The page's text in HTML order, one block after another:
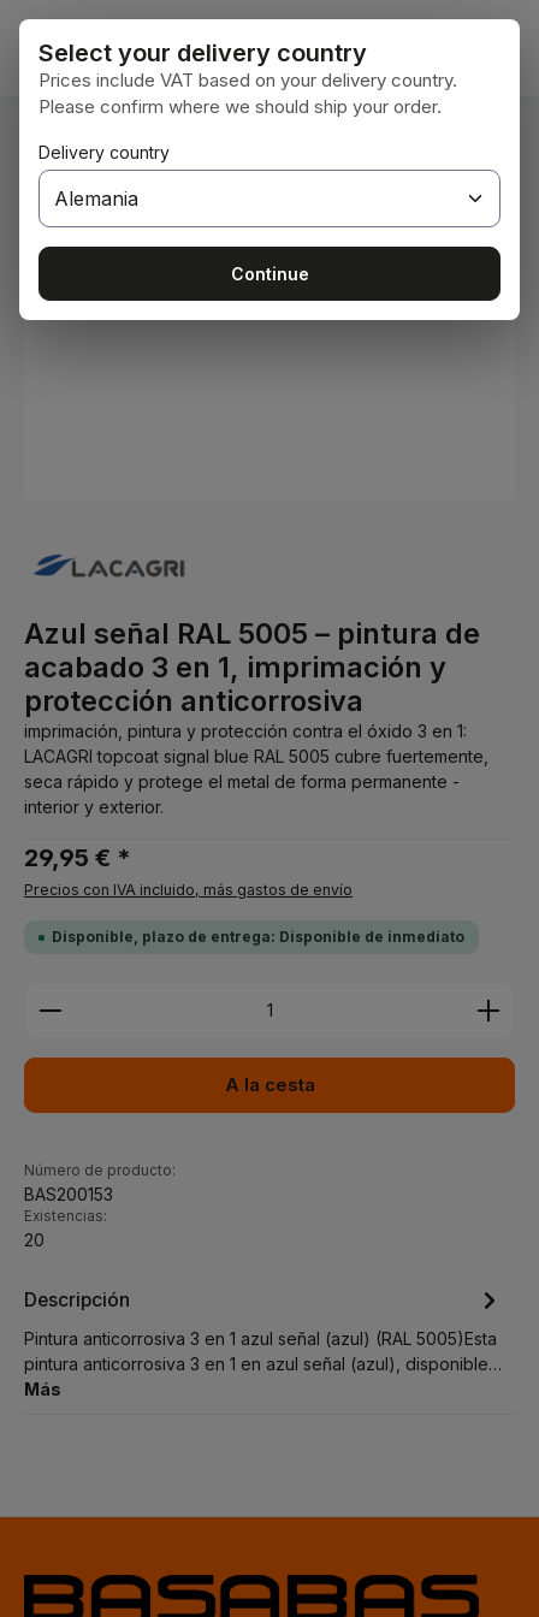
Saltar al contenido principal
Estás aquí: Inicio
Azul señal RAL 5005 – pintura de
acabado 3 en 1, imprimación y
protección anticorrosiva
imprimación, pintura y protección contra el óxido 3 en 1:
LACAGRI topcoat signal blue RAL 5005 cubre fuertemente,
seca rápido y protege el metal de forma permanente -
interior y exterior.
29,95 € *
Precios con IVA incluido, más gastos de envío
Disponible, plazo de entrega: Disponible de inmediato
Cantidad del producto: introduce la cantidad
A la cesta
Número de producto:
BAS200153
Existencias:
20
Descripción
Pintura anticorrosiva 3 en 1 azul señal (azul) (RAL 5005)Esta
pintura anticorrosiva 3 en 1 en azul señal (azul), disponible…
Más
Select your delivery country
Prices include VAT based on your delivery country.
Please confirm where we should ship your order.
Delivery country
Continue